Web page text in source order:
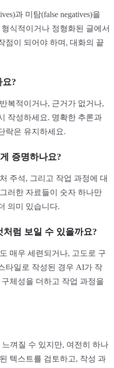
과 미탐(false negatives)을
식적이거나 정형화된 글에서
점이 되어야 하며, 대화의 끝
?
복적이거나, 근거가 없거나,
작성하세요. 명확한 추론과
락은 유지하세요.
증명하나요?
주석, 그리고 작업 과정에 대
러한 자료들이 숫자 하나만
의미 있습니다.
럼 보일 수 있을까요?
매우 세련되거나, 고도로 구
타일로 작성된 경우 AI가 작
체성을 더하고 작업 과정을
껴질 수 있지만, 여전히 하나
텍스트를 검토하고, 작성 과